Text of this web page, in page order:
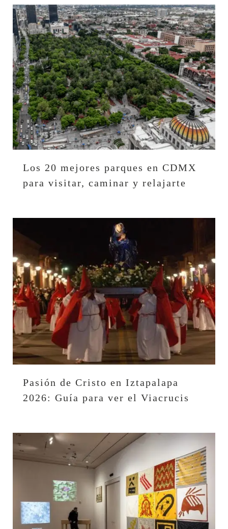
Los 20 mejores parques en CDMX
para visitar, caminar y relajarte
Pasión de Cristo en Iztapalapa
2026: Guía para ver el Viacrucis